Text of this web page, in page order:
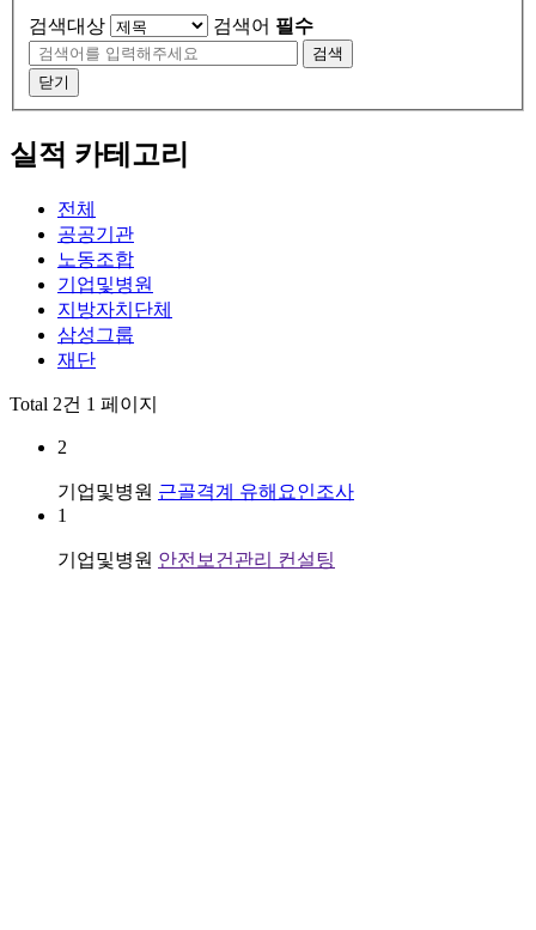
검색대상 검색어 필수
검색
닫기
실적 카테고리
전체
공공기관
노동조합
기업및병원
지방자치단체
삼성그룹
재단
Total 2건 1 페이지
2
기업및병원 근골격계 유해요인조사
1
기업및병원 안전보건관리 컨설팅